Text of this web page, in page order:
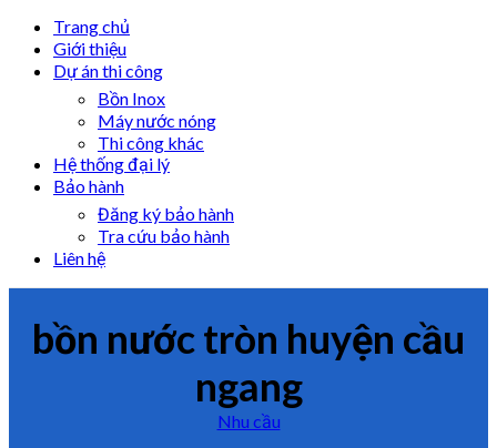
Trang chủ
Giới thiệu
Dự án thi công
Bồn Inox
Máy nước nóng
Thi công khác
Hệ thống đại lý
Bảo hành
Đăng ký bảo hành
Tra cứu bảo hành
Liên hệ
bồn nước tròn huyện cầu
ngang
Nhu cầu